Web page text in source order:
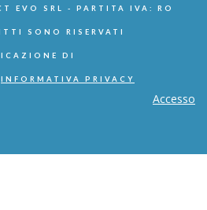
EVO SRL - PARTITA IVA: RO
SONO RISERVATI
DI
INFORMATIVA PRIVACY
Accesso